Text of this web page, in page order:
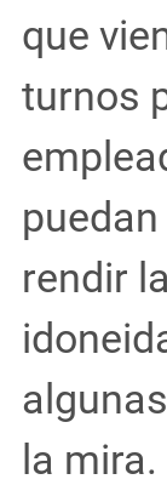
que
turnos
rendir
la mira.